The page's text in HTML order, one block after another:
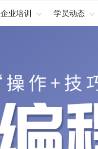
企业培训 学员动态